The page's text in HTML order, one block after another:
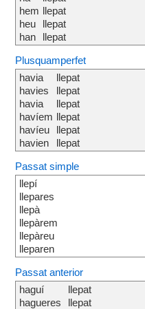
hem
heu
han
llepat
llepat
llepat
Plusquamperfet
havia
havies
havia
havíem
havíeu
havien
llepat
llepat
llepat
llepat
llepat
llepat
Passat simple
llepí
llepares
llepà
llepàrem
llepàreu
lleparen
Passat anterior
haguí
hagueres
llepat
llepat